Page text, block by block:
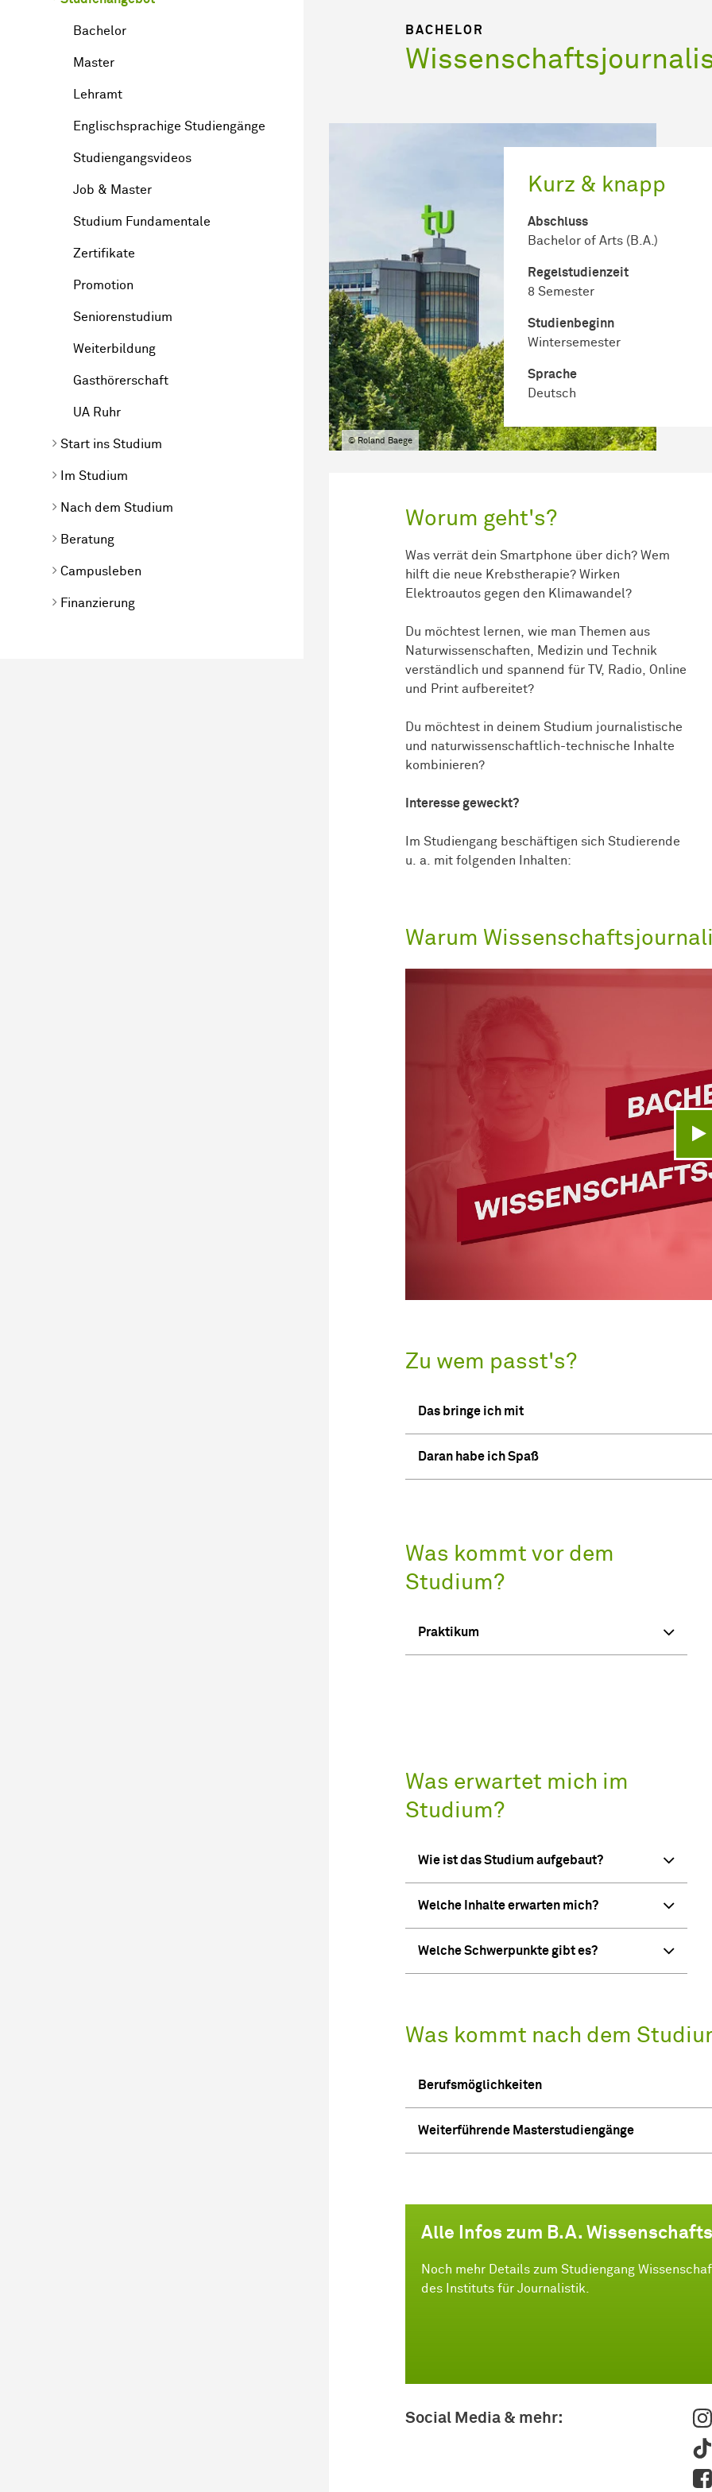
Bachelor
Master
Lehramt
Englischsprachige Studiengänge
Studiengangsvideos
Job & Master
Studium Fundamentale
Zertifikate
Promotion
Seniorenstudium
Weiterbildung
Gasthörerschaft
UA Ruhr
Start ins Studium
Im Studium
Nach dem Studium
Beratung
Campusleben
Finanzierung
BACHELOR
Kurz & knapp
Abschluss
Bachelor of Arts (B.A.)
Regel­studienzeit
8 Semester
Studienbeginn
Wintersemester
Sprache
Deutsch
© Roland Baege
Worum geht's?
Was verrät dein Smartphone über dich? Wem
hilft die neue Krebstherapie? Wirken
Elektroautos gegen den Klimawandel?
Du möchtest lernen, wie man Themen aus
Naturwissenschaften, Medizin und Technik
verständlich und spannend für TV, Radio, Online
und Print aufbereitet?
Du möchtest in deinem Studium journalistische
und naturwissenschaftlich-technische Inhalte
kombinieren?
Interesse geweckt?
Im Studiengang beschäftigen sich Studierende
u. a. mit folgenden Inhalten:
Warum
Zu wem passt's?
Das bringe ich mit
Daran habe ich Spaß
Was kommt vor dem
Studium?
Praktikum
Was erwartet mich im
Studium?
Wie ist das Studium aufgebaut?
Welche Inhalte erwarten mich?
Welche Schwerpunkte gibt es?
Was kommt nach dem
Berufsmöglichkeiten
Weiterführende Masterstudiengänge
Alle Infos zum B.A.
Noch mehr Details zum Studiengang
des Instituts für Journalistik.
Social Media & mehr: